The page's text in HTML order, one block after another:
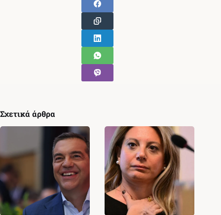
Σχετικά άρθρα